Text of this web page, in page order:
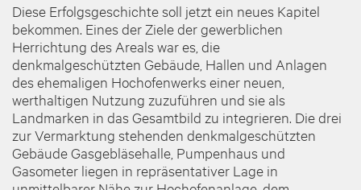
Diese Erfolgsgeschichte soll jetzt ein neues Kapitel
bekommen. Eines der Ziele der gewerblichen
Herrichtung des Areals war es, die
denkmalgeschützten Gebäude, Hallen und Anlagen
des ehemaligen Hochofenwerks einer neuen,
werthaltigen Nutzung zuzuführen und sie als
Landmarken in das Gesamtbild zu integrieren. Die drei
zur Vermarktung stehenden denkmalgeschützten
Gebäude Gasgebläsehalle, Pumpenhaus und
Gasometer liegen in repräsentativer Lage in